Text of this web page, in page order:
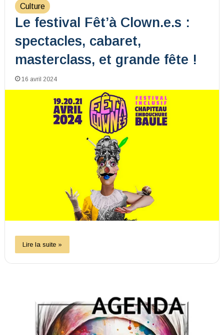
Culture
Le festival Fêt’à Clown.e.s :
spectacles, cabaret,
masterclass, et grande fête !
16 avril 2024
Lire la suite »